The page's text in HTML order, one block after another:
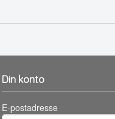
Din konto
E-postadresse